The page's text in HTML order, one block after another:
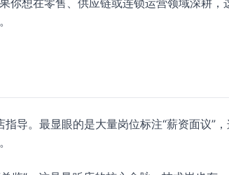
你想在零售、供应链或连锁运营领域深耕，
导。最显眼的是大量岗位标注“薪资面议”